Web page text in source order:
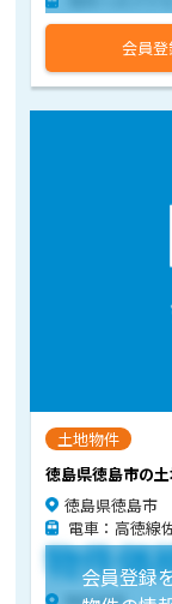
会員登
土地物件
徳島県徳島市の
徳島県徳島市
電車：高徳線
会員登録
物件価